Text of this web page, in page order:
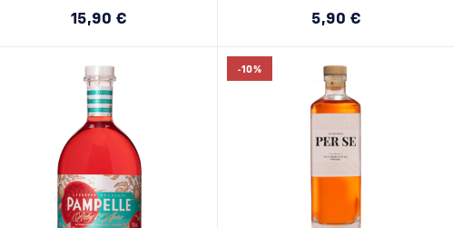
15,90 € 5,90 €
-10%